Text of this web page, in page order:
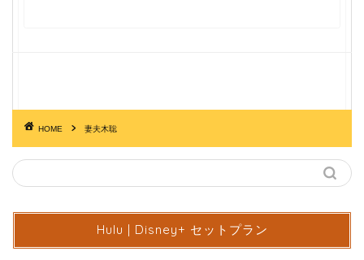
HOME 妻夫木聡
Hulu | Disney+ セットプラン